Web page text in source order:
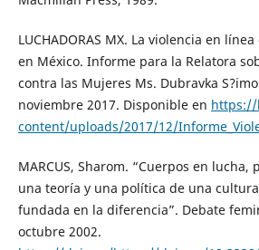
LUCHADORAS MX. La violencia en
en México. Informe para la Relatora
contra las Mujeres Ms. Dubravka
noviembre 2017. Disponible en https://
content/uploads/2017/12/
MARCUS, Sharom. “Cuerpos en lucha,
una teoría y una política de una
fundada en la diferencia”. Debate
octubre 2002.